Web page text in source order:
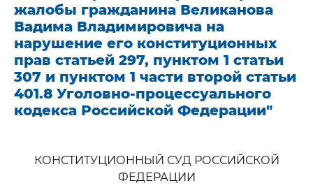
жалобы гражданина Великанова
Вадима Владимировича на
нарушение его конституционных
прав статьей 297, пунктом 1 статьи
307 и пунктом 1 части второй статьи
401.8 Уголовно-процессуального
кодекса Российской Федерации"
КОНСТИТУЦИОННЫЙ СУД РОССИЙСКОЙ
ФЕДЕРАЦИИ